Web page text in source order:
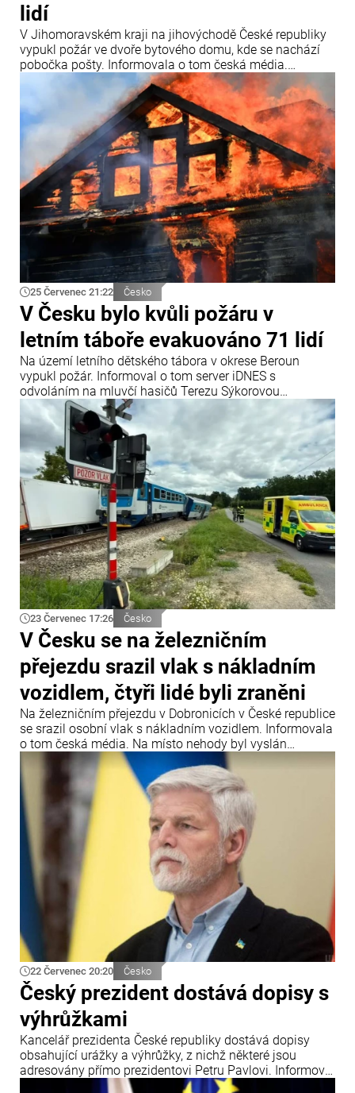
lidí
V Jihomoravském kraji na jihovýchodě České republiky
vypukl požár ve dvoře bytového domu, kde se nachází
pobočka pošty. Informovala o tom česká média.
„Záchranářům jsme předali přibližně 18 osob,
evakuováno však bylo ještě více lidí,“ uvedly záchranné
složky. Lidé se nadýchali zplodin hoření, a proto byli
všichni převezeni do nemocnice.
25 Červenec 21:22 Česko
V Česku bylo kvůli požáru v
letním táboře evakuováno 71 lidí
Na území letního dětského tábora v okrese Beroun
vypukl požár. Informoval o tom server iDNES s
odvoláním na mluvčí hasičů Terezu Sýkorovou
Fliegerovou.
23 Červenec 17:26 Česko
V Česku se na železničním
přejezdu srazil vlak s nákladním
vozidlem, čtyři lidé byli zraněni
Na železničním přejezdu v Dobronicích v České republice
se srazil osobní vlak s nákladním vozidlem. Informovala
o tom česká média. Na místo nehody byl vyslán
záchranářský vrtulník.
22 Červenec 20:20 Česko
Český prezident dostává dopisy s
výhrůžkami
Kancelář prezidenta České republiky dostává dopisy
obsahující urážky a výhrůžky, z nichž některé jsou
adresovány přímo prezidentovi Petru Pavlovi. Informoval
o tom zpravodajský portál iDNES.